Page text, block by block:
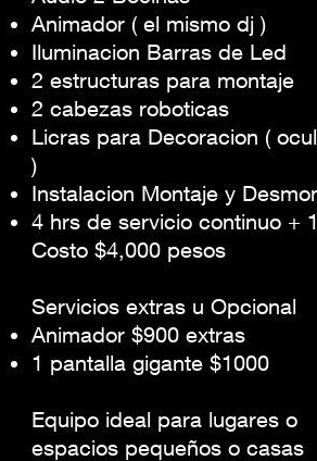
Animador ( el mismo dj )
Iluminacion Barras de Led
2 estructuras para montaje
2 cabezas roboticas
Licras para Decoracion (
)
Instalacion Montaje y
4 hrs de servicio continuo +
Costo $4,000 pesos
Servicios extras u Opcional
Animador $900 extras
1 pantalla gigante $1000
Equipo ideal para lugares o
espacios pequeños o casas